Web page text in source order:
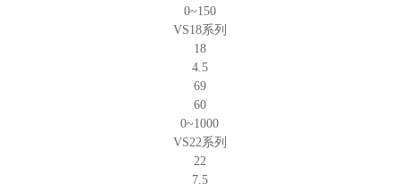
0~150
VS18系列
18
4.5
69
60
0~1000
VS22系列
22
7.5